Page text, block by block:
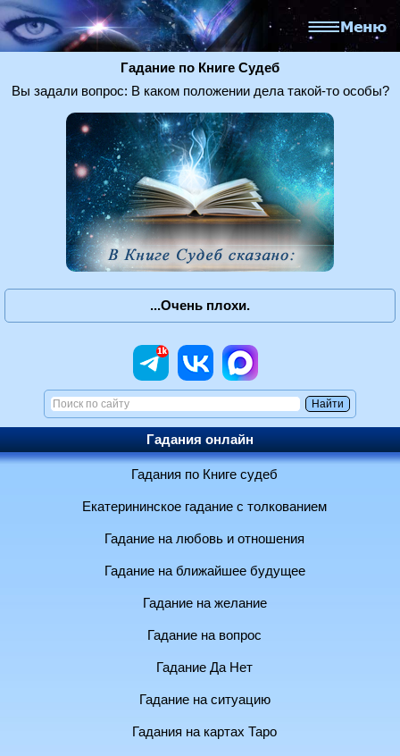
Гадание по Книге Судеб
Вы задали вопрос: В каком положении дела такой-то особы?
...Очень плохи.
Гадания онлайн
Гадания по Книге судеб
Екатерининское гадание с толкованием
Гадание на любовь и отношения
Гадание на ближайшее будущее
Гадание на желание
Гадание на вопрос
Гадание Да Нет
Гадание на ситуацию
Гадания на картах Таро